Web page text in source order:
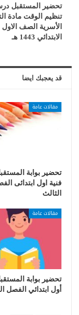
تحضير المستقبل
تنظيم الوقت مادة
الأسرية الصف الاول
الابتدائي 1443 هـ
قد يعجبك ايضا
مقالات عامة
تحضير بوابة
فنية اول ابتدائى
الثالث
مقالات عامة
تحضير بوابة
أول ابتدائي الفصل